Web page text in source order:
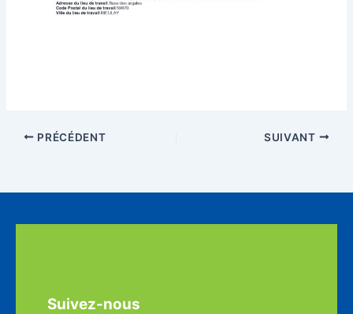
PRÉCÉDENT SUIVANT
Suivez-nous